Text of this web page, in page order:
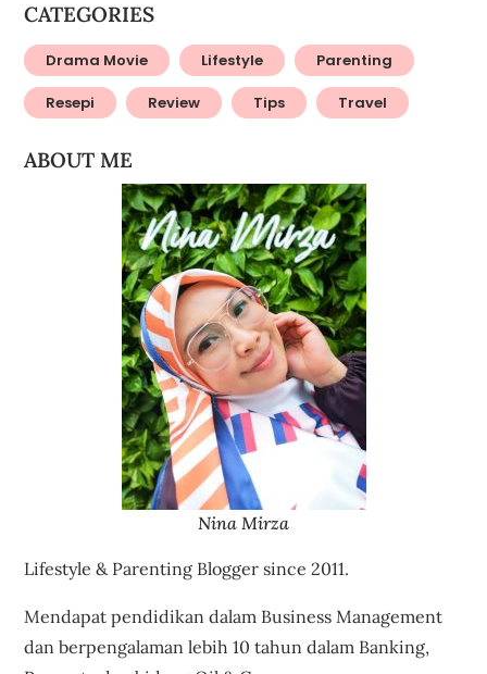
CATEGORIES
Drama Movie Lifestyle Parenting
Resepi Review Tips Travel
ABOUT ME
Nina Mirza
Lifestyle & Parenting Blogger since 2011.
Mendapat pendidikan dalam Business Management
dan berpengalaman lebih 10 tahun dalam Banking,